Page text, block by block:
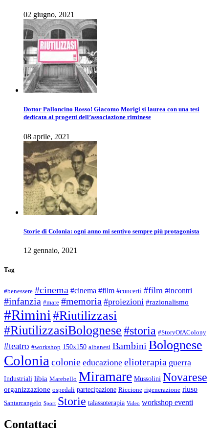
02 giugno, 2021
Dottor Palloncino Rosso! Giacomo Morigi si laurea con una tesi
dedicata ai progetti dell’associazione riminese
08 aprile, 2021
Storie di Colonia: ogni anno mi sentivo sempre più protagonista
12 gennaio, 2021
Tag
#benessere #cinema #cinema #film #concerti #film #incontri
#infanzia #mare #memoria #proiezioni #razionalismo
#Rimini #Riutilizzasi
#RiutilizzasiBolognese#storia #StoryOfAColony
#teatro #workshop 150x150 albanesi Bambini Bolognese
Colonia colonie educazione elioterapia guerra
Industriali libia Marebello Miramare Mussolini Novarese
organizzazione ospedali partecipazione Riccione rigenerazione riuso
Santarcangelo Sport Storie talassoterapia Video workshop eventi
Contattaci